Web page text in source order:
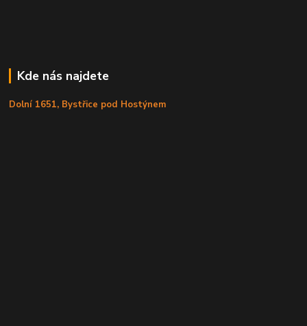
Kde nás najdete
Dolní 1651, Bystřice pod Hostýnem